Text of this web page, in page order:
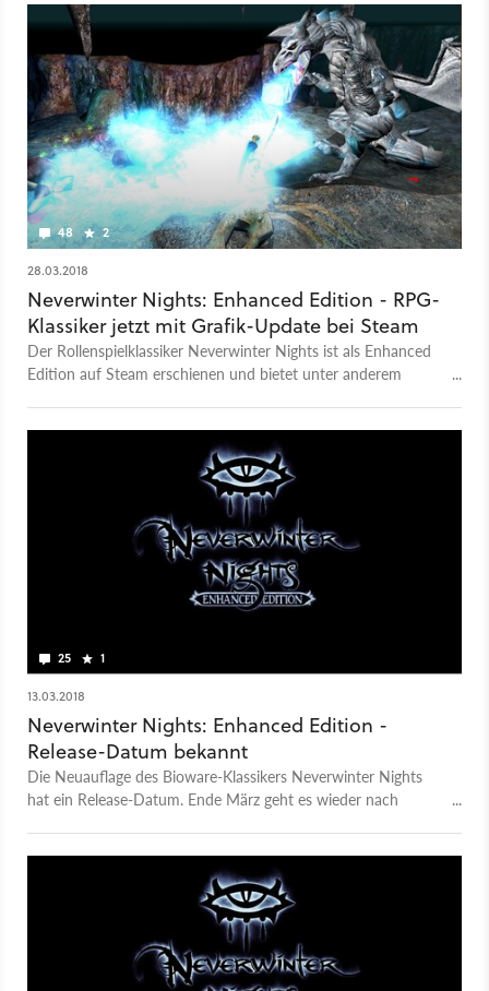
48 2
28.03.2018
Neverwinter Nights: Enhanced Edition - RPG-
Klassiker jetzt mit Grafik-Update bei Steam
Der Rollenspielklassiker Neverwinter Nights ist als Enhanced
Edition auf Steam erschienen und bietet unter anderem
25 1
13.03.2018
Neverwinter Nights: Enhanced Edition -
Release-Datum bekannt
Die Neuauflage des Bioware-Klassikers Neverwinter Nights
hat ein Release-Datum. Ende März geht es wieder nach